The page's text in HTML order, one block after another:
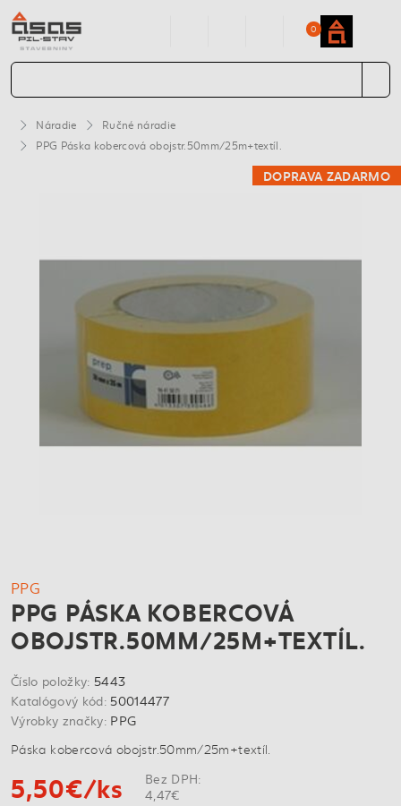
0
Náradie
Ručné náradie
PPG Páska kobercová obojstr.50mm/25m+textíl.
DOPRAVA ZADARMO
PPG
PPG PÁSKA KOBERCOVÁ
OBOJSTR.50MM/25M+TEXTÍL.
Číslo položky: 5443
Katalógový kód:50014477
Výrobky značky: PPG
Páska kobercová obojstr.50mm/25m+textíl.
5,50€/ks
Bez DPH:
4,47€